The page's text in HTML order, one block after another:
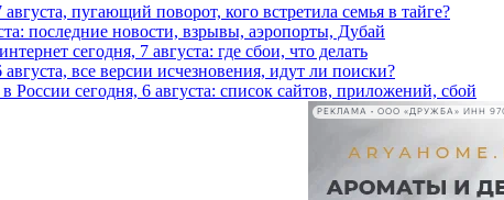
пугающий поворот, кого встретила семья в тайге?
последние новости, взрывы, аэропорты, Дубай
сегодня, 7 августа: где сбои, что делать
все версии исчезновения, идут ли поиски?
России сегодня, 6 августа: список сайтов, приложений, сбой